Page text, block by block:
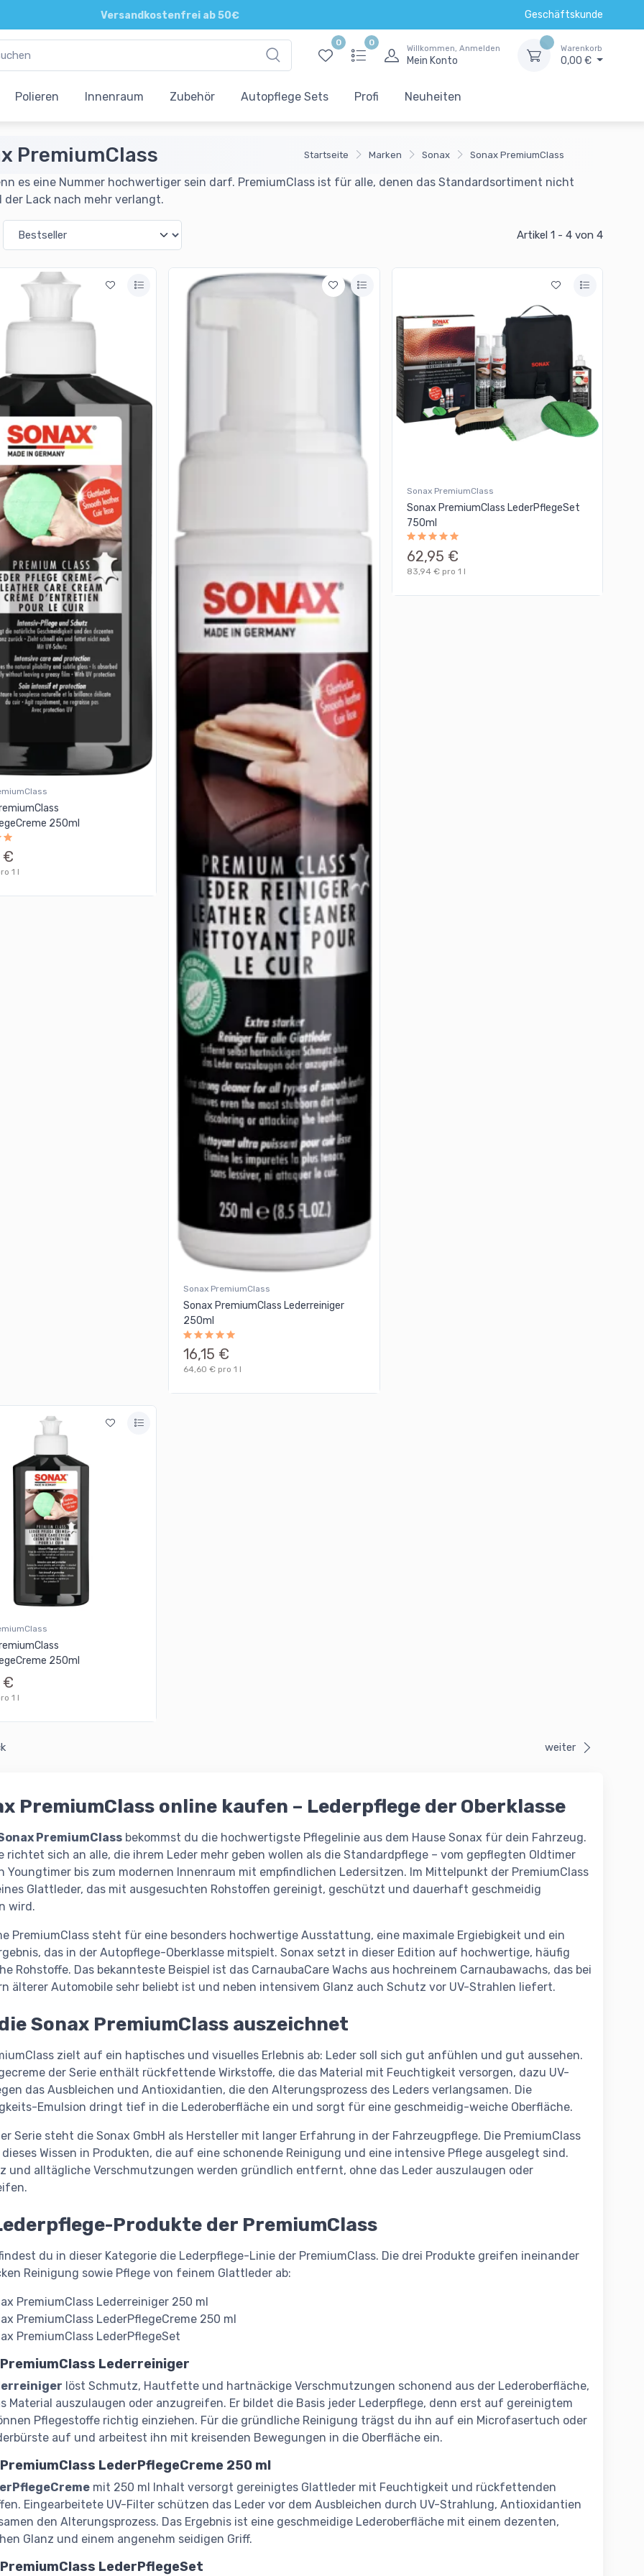
Direkte und persönliche Beratung Geschäftskunde
0 0
Willkommen, Anmelden
Mein Konto
Warenkorb
0,00 €
Polieren Innenraum Zubehör Autopflege Sets Profi Neuheiten
PremiumClass Startseite Marken Sonax Sonax PremiumClass
es eine Nummer hochwertiger sein darf. PremiumClass ist für alle, denen das Standardsortiment nicht
der Lack nach mehr verlangt.
Artikel 1 - 4 von 4
250ml
€
1 l
Sonax PremiumClass
Sonax PremiumClass Lederreiniger
250ml
16,15 €
64,60 € pro 1 l
Sonax PremiumClass
Sonax PremiumClass LederPflegeSet
750ml
62,95 €
83,94 € pro 1 l
250ml
€
1 l
weiter
PremiumClass online kaufen – Lederpflege der Oberklasse
PremiumClass bekommst du die hochwertigste Pflegelinie aus dem Hause Sonax für dein Fahrzeug.
richtet sich an alle, die ihrem Leder mehr geben wollen als die Standardpflege – vom gepflegten Oldtimer
Youngtimer bis zum modernen Innenraum mit empfindlichen Ledersitzen. Im Mittelpunkt der PremiumClass
Glattleder, das mit ausgesuchten Rohstoffen gereinigt, geschützt und dauerhaft geschmeidig
wird.
PremiumClass steht für eine besonders hochwertige Ausstattung, eine maximale Ergiebigkeit und ein
das in der Autopflege-Oberklasse mitspielt. Sonax setzt in dieser Edition auf hochwertige, häufig
Rohstoffe. Das bekannteste Beispiel ist das CarnaubaCare Wachs aus hochreinem Carnaubawachs, das bei
älterer Automobile sehr beliebt ist und neben intensivem Glanz auch Schutz vor UV-Strahlen liefert.
Sonax PremiumClass auszeichnet
zielt auf ein haptisches und visuelles Erlebnis ab: Leder soll sich gut anfühlen und gut aussehen.
der Serie enthält rückfettende Wirkstoffe, die das Material mit Feuchtigkeit versorgen, dazu UV-
das Ausbleichen und Antioxidantien, die den Alterungsprozess des Leders verlangsamen. Die
Emulsion dringt tief in die Lederoberfläche ein und sorgt für eine geschmeidig-weiche Oberfläche.
Serie steht die Sonax GmbH als Hersteller mit langer Erfahrung in der Fahrzeugpflege. Die PremiumClass
Wissen in Produkten, die auf eine schonende Reinigung und eine intensive Pflege ausgelegt sind.
und alltägliche Verschmutzungen werden gründlich entfernt, ohne das Leder auszulaugen oder
Produkte der PremiumClass
du in dieser Kategorie die Lederpflege-Linie der PremiumClass. Die drei Produkte greifen ineinander
Reinigung sowie Pflege von feinem Glattleder ab:
PremiumClass Lederreiniger 250 ml
PremiumClass LederPflegeCreme 250 ml
PremiumClass LederPflegeSet
Lederreiniger
löst Schmutz, Hautfette und hartnäckige Verschmutzungen schonend aus der Lederoberfläche,
Material auszulaugen oder anzugreifen. Er bildet die Basis jeder Lederpflege, denn erst auf gereinigtem
Pflegestoffe richtig einziehen. Für die gründliche Reinigung trägst du ihn auf ein Microfasertuch oder
auf und arbeitest ihn mit kreisenden Bewegungen in die Oberfläche ein.
LederPflegeCreme 250 ml
mit 250 ml Inhalt versorgt gereinigtes Glattleder mit Feuchtigkeit und rückfettenden
Eingearbeitete UV-Filter schützen das Leder vor dem Ausbleichen durch UV-Strahlung, Antioxidantien
den Alterungsprozess. Das Ergebnis ist eine geschmeidige Lederoberfläche mit einem dezenten,
Glanz und einem angenehm seidigen Griff.
LederPflegeSet